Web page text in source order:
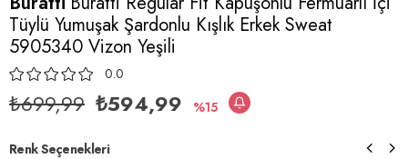
Tüylü Yumuşak Şardonlu Kışlık Erkek Sweat
5905340 Vizon Yeşili
0.0
₺699,99 ₺594,99 15
Renk Seçenekleri